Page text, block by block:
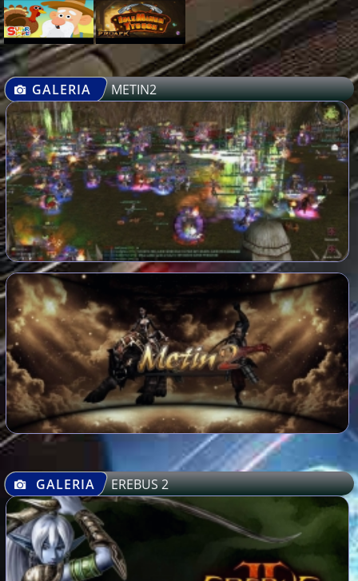
GALERIA METIN2
GALERIA EREBUS 2